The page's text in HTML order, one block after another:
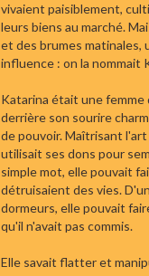
vivaient paisiblement,
leurs biens au marché.
et des brumes matinales,
influence : on la nommait
Katarina était une
derrière son sourire
de pouvoir. Maîtrisant
utilisait ses dons pour
simple mot, elle pouvait
détruisaient des vies.
dormeurs, elle pouvait
qu'il n'avait pas commis.
Elle savait flatter et